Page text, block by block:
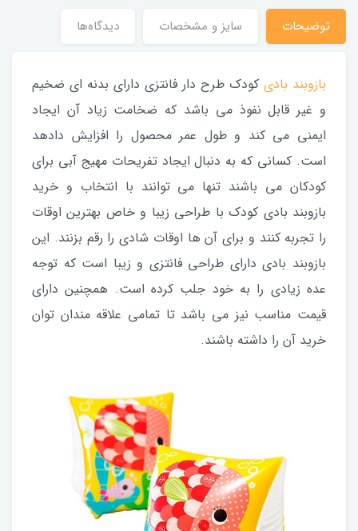
توضیحات سایز و مشخصات دیدگاه‌ها
بازوبند بادی کودک طرح دار فانتزی دارای بدنه ای ضخیم
و غیر قابل نفوذ می باشد که ضخامت زیاد آن ایجاد
ایمنی می کند و طول عمر محصول را افزایش دادهد
است. کسانی که به دنبال ایجاد تفریحات مهیج آبی برای
کودکان می باشند تنها می توانند با انتخاب و خرید
بازوبند بادی کودک با طراحی زیبا و خاص بهترین اوقات
را تجربه کنند و برای آن ها اوقات شادی را رقم بزنند. این
بازوبند بادی دارای طراحی فانتزی و زیبا است که توجه
عده زیادی را به خود جلب کرده است. همچنین دارای
قیمت مناسب نیز می باشد تا تمامی علاقه مندان توان
خرید آن را داشته باشند.